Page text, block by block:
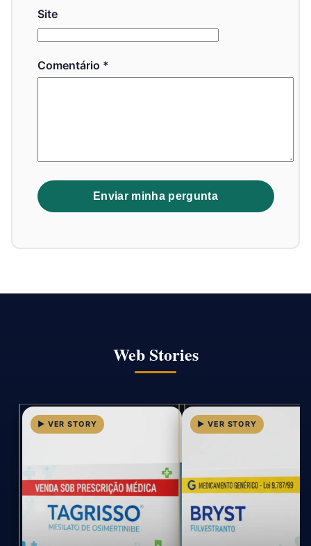
Site
Comentário *
Web Stories